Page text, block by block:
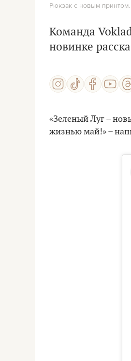
Рюкзак с новым принтом.
Команда
новинке
«Зеленый Луг –
жизнью май!» –